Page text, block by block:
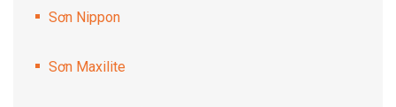
Sơn Nippon
Sơn Maxilite